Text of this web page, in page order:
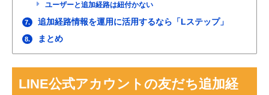
ユーザーと追加経路は紐付かない
7. 追加経路情報を運用に活用するなら「Lステップ」
8. まとめ
LINE公式アカウントの友だち追加経